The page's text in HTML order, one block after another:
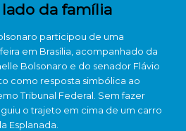
da família
participou de uma
em Brasília, acompanhado da
Bolsonaro e do senador Flávio
como resposta simbólica ao
Tribunal Federal. Sem fazer
o trajeto em cima de um carro
Esplanada.